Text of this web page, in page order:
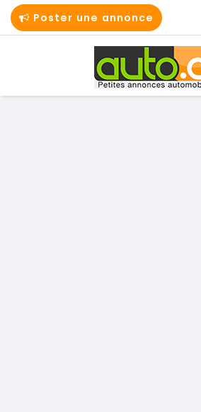
Poster une annonce